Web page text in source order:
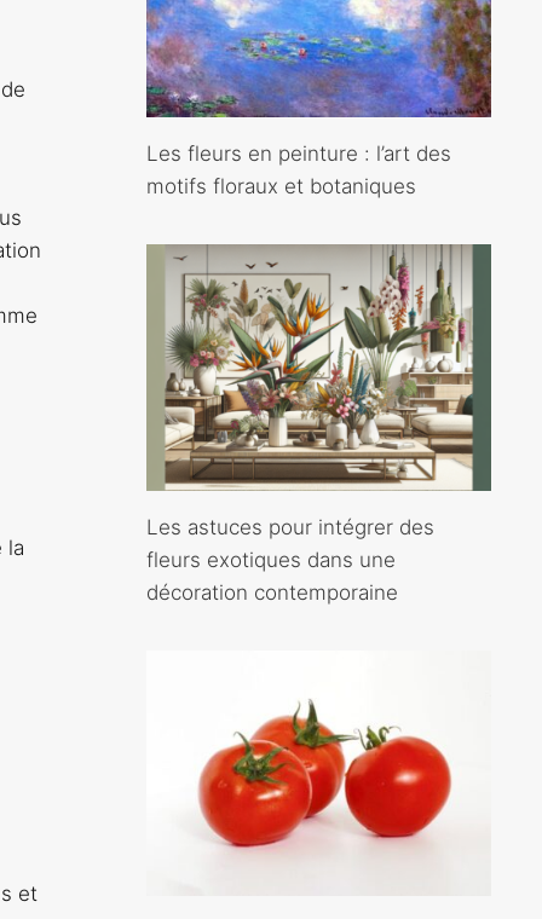
la
et
Les fleurs en peinture : l’art des
motifs floraux et botaniques
Les astuces pour intégrer des
fleurs exotiques dans une
décoration contemporaine